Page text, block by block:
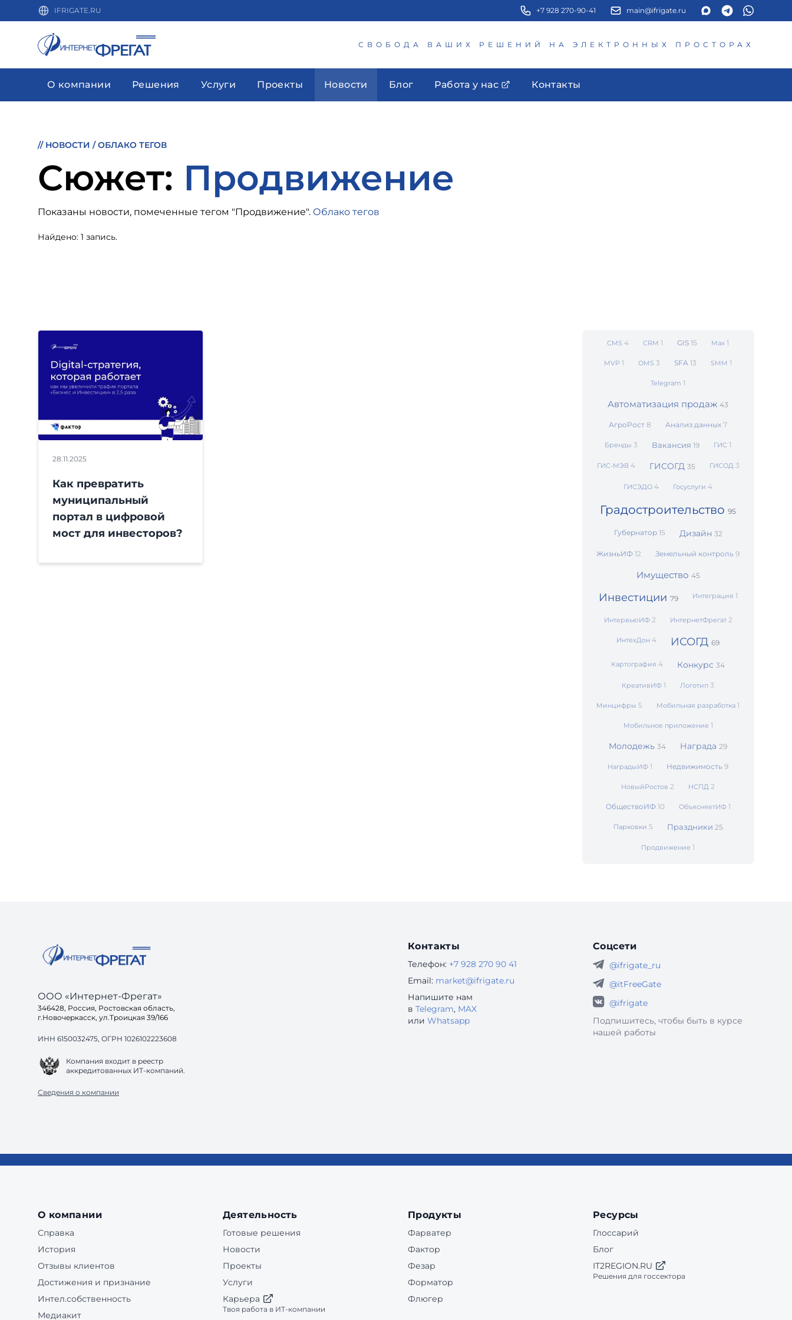
IFRIGATE.RU +7 928 270-90-41 main@ifrigate.ru
СВОБОДА ВАШИХ РЕШЕНИЙ НА ЭЛЕКТРОННЫХ ПРОСТОРАХ
О компании Решения Услуги Проекты Новости Блог Работа у нас Контакты
// НОВОСТИ /ОБЛАКО ТЕГОВ
Cюжет: Продвижение
Показаны новости, помеченные тегом "Продвижение". Облако тегов
Найдено: 1 запись.
28.11.2025
Как превратить
муниципальный
портал в цифровой
мост для инвесторов?
CMS4 CRM1 GIS15 Max1
MVP1 OMS3 SFA13 SMM1
Telegram1
Автоматизация продаж43
АгроРост8 Анализ данных7
Бренды3 Вакансия19 ГИС1
ГИС-МЭВ 4 ГИСОГД 35 ГИСОД 3
ГИСЭДО4 Госуслуги4
Градостроительство95
Губернатор 15 Дизайн 32
ЖизньИФ12 Земельный контроль9
Имущество 45
Инвестиции 79 Интеграция 1
ИнтервьюИФ 2 ИнтернетФрегат 2
ИнтехДон4 ИСОГД69
Картография4 Конкурс34
КреативИФ1 Логотип3
Минцифры 5 Мобильная разработка1
Мобильное приложение 1
Молодежь34 Награда29
НаградыИФ1 Недвижимость9
НовыйРостов2 НСПД2
ОбществоИФ 10 ОбъясняетИФ 1
Парковки 5 Праздники 25
Продвижение1
ООО «Интернет-Фрегат»
346428, Россия, Ростовская область,
г.Новочеркасск, ул.Троицкая 39/166
ИНН 6150032475, ОГРН 1026102223608
Компания входит в реестр
аккредитованных ИТ-компаний.
Сведения о компании
Контакты
Телефон: +7 928 270 90 41
Email: market@ifrigate.ru
Напишите нам
в Telegram, MAX
или Whatsapp
Соцсети
@ifrigate_ru
@itFreeGate
@ifrigate
Подпишитесь, чтобы быть в курсе
нашей работы
О компании
Справка
История
Отзывы клиентов
Достижения и признание
Интел.собственность
Медиакит
Деятельность
Готовые решения
Новости
Проекты
Услуги
Карьера
Твоя работа в ИТ-компании
Продукты
Фарватер
Фактор
Фезар
Форматор
Флюгер
Ресурсы
Глоссарий
Блог
IT2REGION.RU
Решения для госсектора